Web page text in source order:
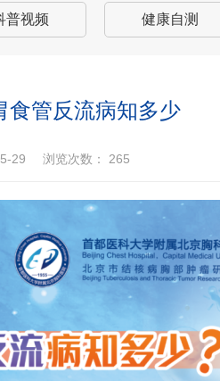
普视频 健康自测
食管反流病知多少
29 浏览次数： 265